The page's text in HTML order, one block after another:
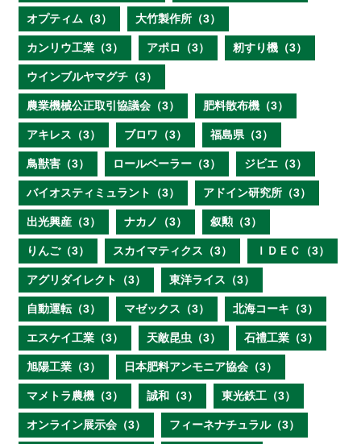
オプティム（3） 大竹製作所（3）
カンリウ工業（3） アポロ（3） 籾すり機（3）
ウインブルヤマグチ（3）
農業機械公正取引協議会（3） 肥料散布機（3）
アキレス（3） ブロワ（3） 福島県（3）
鳥獣害（3） ロールベーラー（3） ジビエ（3）
バイオスティミュラント（3） アドイン研究所（3）
出光興産（3） ナカノ（3） 叙勲（3）
りんご（3） スカイマティクス（3） ＩＤＥＣ（3）
アグリダイレクト（3） 東洋ライス（3）
自動運転（3） マゼックス（3） 北海コーキ（3）
エスケイ工業（3） 天敵昆虫（3） 石禮工業（3）
旭陽工業（3） 日本肥料アンモニア協会（3）
マメトラ農機（3） 誠和（3） 東光鉄工（3）
オンライン展示会（3） フィーネナチュラル（3）